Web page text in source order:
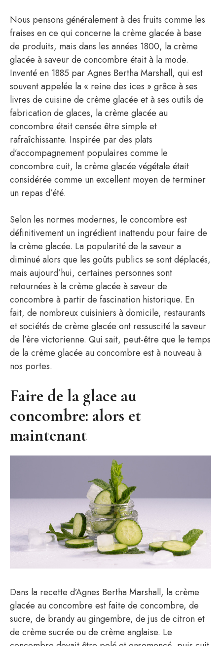
Nous pensons généralement à des fruits comme les
fraises en ce qui concerne la crème glacée à base
de produits, mais dans les années 1800, la crème
glacée à saveur de concombre était à la mode.
Inventé en 1885 par Agnes Bertha Marshall, qui est
souvent appelée la « reine des ices » grâce à ses
livres de cuisine de crème glacée et à ses outils de
fabrication de glaces, la crème glacée au
concombre était censée être simple et
rafraîchissante. Inspirée par des plats
d’accompagnement populaires comme le
concombre cuit, la crème glacée végétale était
considérée comme un excellent moyen de terminer
un repas d’été.
Selon les normes modernes, le concombre est
définitivement un ingrédient inattendu pour faire de
la crème glacée. La popularité de la saveur a
diminué alors que les goûts publics se sont déplacés,
mais aujourd’hui, certaines personnes sont
retournées à la crème glacée à saveur de
concombre à partir de fascination historique. En
fait, de nombreux cuisiniers à domicile, restaurants
et sociétés de crème glacée ont ressuscité la saveur
de l’ère victorienne. Qui sait, peut-être que le temps
de la crème glacée au concombre est à nouveau à
nos portes.
Faire de la glace au
concombre: alors et
maintenant
Dans la recette d’Agnes Bertha Marshall, la crème
glacée au concombre est faite de concombre, de
sucre, de brandy au gingembre, de jus de citron et
de crème sucrée ou de crème anglaise. Le